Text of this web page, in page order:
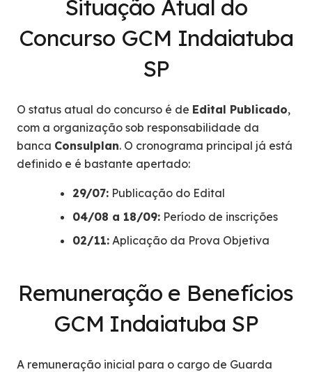
Situação Atual do
Concurso GCM Indaiatuba
SP
O status atual do concurso é de Edital Publicado,
com a organização sob responsabilidade da
banca Consulplan. O cronograma principal já está
definido e é bastante apertado:
29/07: Publicação do Edital
04/08 a 18/09: Período de inscrições
02/11: Aplicação da Prova Objetiva
Remuneração e Benefícios
GCM Indaiatuba SP
A remuneração inicial para o cargo de Guarda